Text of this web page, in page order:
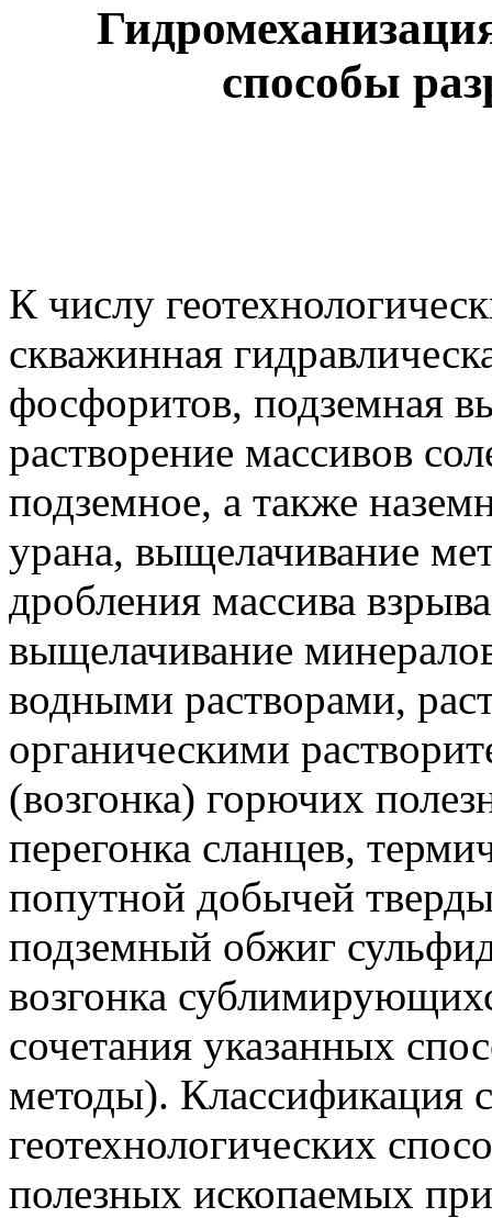
способы
К числу
скважинная
фосфоритов, подземная
растворение массивов
подземное, а также
урана, выщелачивание
дробления массива
выщелачивание
водными растворами,
органическими
(возгонка) горючих
перегонка сланцев,
попутной добычей
подземный обжиг
возгонка
сочетания указанных
методы). Классификация
геотехнологических
полезных ископаемых